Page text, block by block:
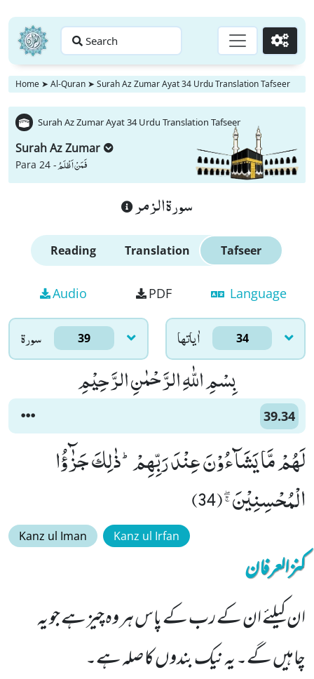
Search Go
Home ➤ Al-Quran ➤ Surah Az Zumar Ayat 34 Urdu Translation Tafseer
Surah Az Zumar Ayat 34 Urdu Translation Tafseer
Surah Az Zumar
Para 24 -فَمَنْ اَظْلَمُ
سورة الزمر
Reading Translation Tafseer
Audio PDF Language
سورۃ 39 اٰياتها 34
بِسْمِ اللّٰهِ الرَّحْمٰنِ الرَّحِیْمِ
39.34
لَهُمْ مَّا یَشَآءُوْنَ عِنْدَ رَبِّهِمْؕ-ذٰلِكَ جَزٰٓؤُا
الْمُحْسِنِیْنَﭕ(34)
Kanz ul Iman Kanz ul Irfan
کنزالعرفان
ان کیلئے ان کے رب کے پاس ہر وہ چیز ہے جو یہ
چاہیں گے۔ یہ نیک بندوں کا صلہ ہے۔